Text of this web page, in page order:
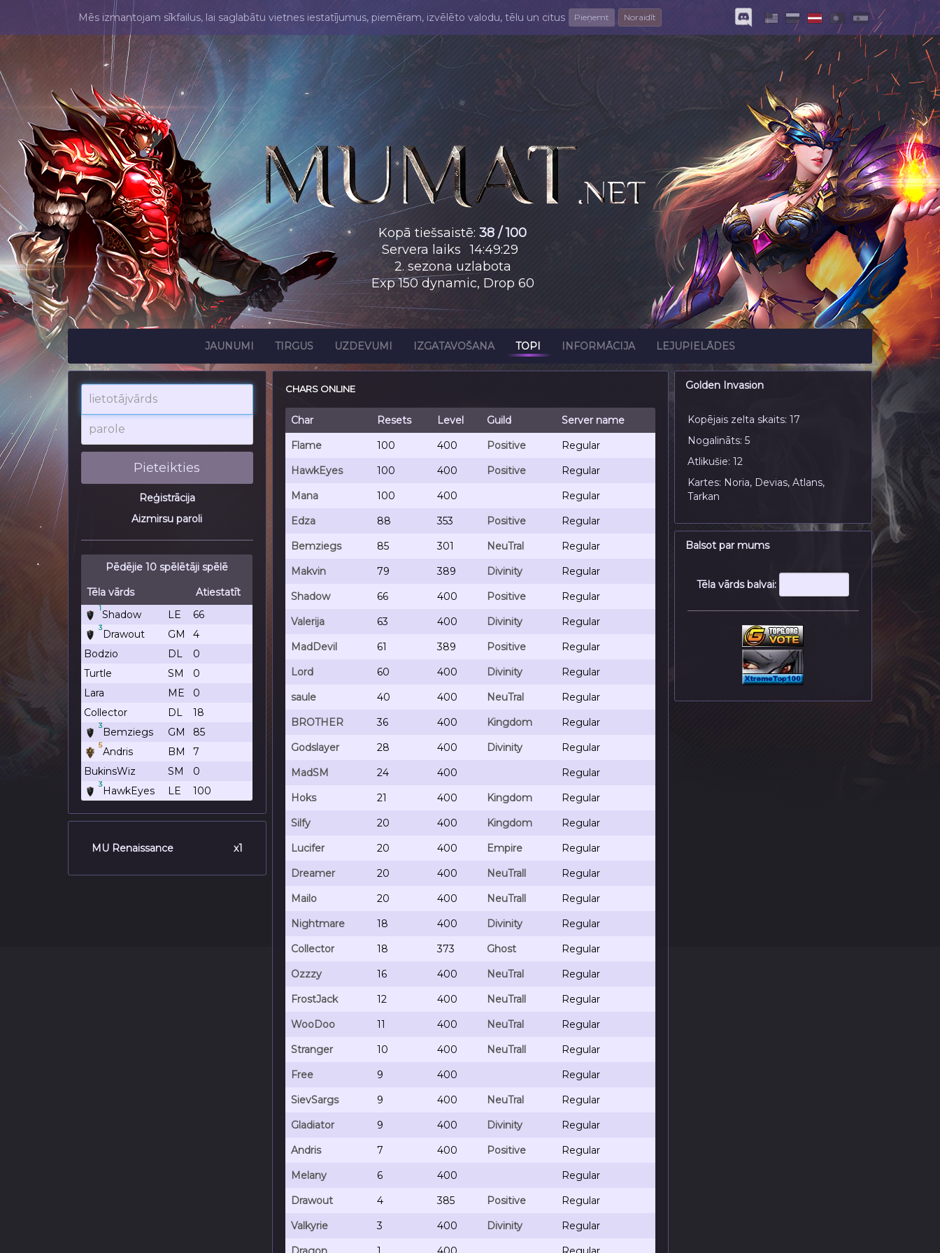
Mēs izmantojam sīkfailus, lai saglabātu vietnes iestatījumus, piemēram, izvēlēto valodu, tēlu un citus Pieņemt Noraidīt
Kopā tiešsaistē: 38 / 100
Servera laiks 14:49:30
2. sezona uzlabota
Exp 150 dynamic, Drop 60
JAUNUMI TIRGUS UZDEVUMI IZGATAVOŠANA TOPI INFORMĀCIJA LEJUPIELĀDES
lietotājvārds
parole
Pieteikties
Reģistrācija
Aizmirsu paroli
Pēdējie 10 spēlētāji spēlē
Tēla vārds
Atiestatīt
1
Shadow LE 66
3
Drawout GM
4
Bodzio
DL
0
Turtle
SM
0
Lara
ME
0
Collector
DL 18
3
Bemziegs GM 85
5
Andris BM
7
BukinsWiz
SM 0
3
HawkEyes LE 100
MU Renaissance x1
CHARS ONLINE
Char Resets Level Guild
Server name
Flame
100 400 Positive
Regular
HawkEyes
100 400 Positive
Regular
Mana
100 400
Regular
Edza
88 353 Positive
Regular
Bemziegs
85 301 NeuTral
Regular
Makvin
79 389 Divinity
Regular
Shadow
66 400 Positive
Regular
Valerija
63 400 Divinity
Regular
MadDevil
61 389 Positive
Regular
Lord
60 400 Divinity
Regular
saule
40 400 NeuTral
Regular
BROTHER
36 400 Kingdom
Regular
Godslayer
28 400 Divinity
Regular
MadSM
24 400
Regular
Hoks
21 400 Kingdom
Regular
Silfy
20 400 Kingdom
Regular
Lucifer
20 400 Empire
Regular
Dreamer
20 400 NeuTrall
Regular
Mailo
20 400 NeuTrall
Regular
Nightmare
18 400 Divinity
Regular
Collector
18 373 Ghost
Regular
Ozzzy
16 400 NeuTral
Regular
FrostJack
12 400 NeuTrall
Regular
WooDoo
11 400 NeuTral
Regular
Stranger
10 400 NeuTrall
Regular
Free
9 400
Regular
SievSargs
9 400 NeuTral
Regular
Gladiator
9 400 Divinity
Regular
Andris
7 400 Positive
Regular
Melany
6 400
Regular
Drawout
4 385 Positive
Regular
Valkyrie
3 400 Divinity
Regular
Golden Invasion
Kopējais zelta skaits: 17
Nogalināts: 5
Atlikušie: 12
Kartes: Noria, Devias, Atlans,
Tarkan
Balsot par mums
Tēla vārds balvai: